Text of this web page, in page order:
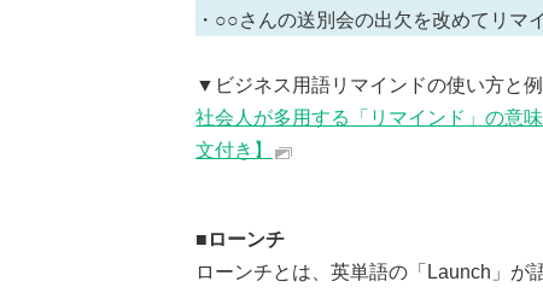
・○○さんの送別会の出欠を改めてリマ
▼ビジネス用語リマインドの使い方と
社会人が多用する「リマインド」の意
文付き】
■ローンチ
ローンチとは、英単語の「Launch」が